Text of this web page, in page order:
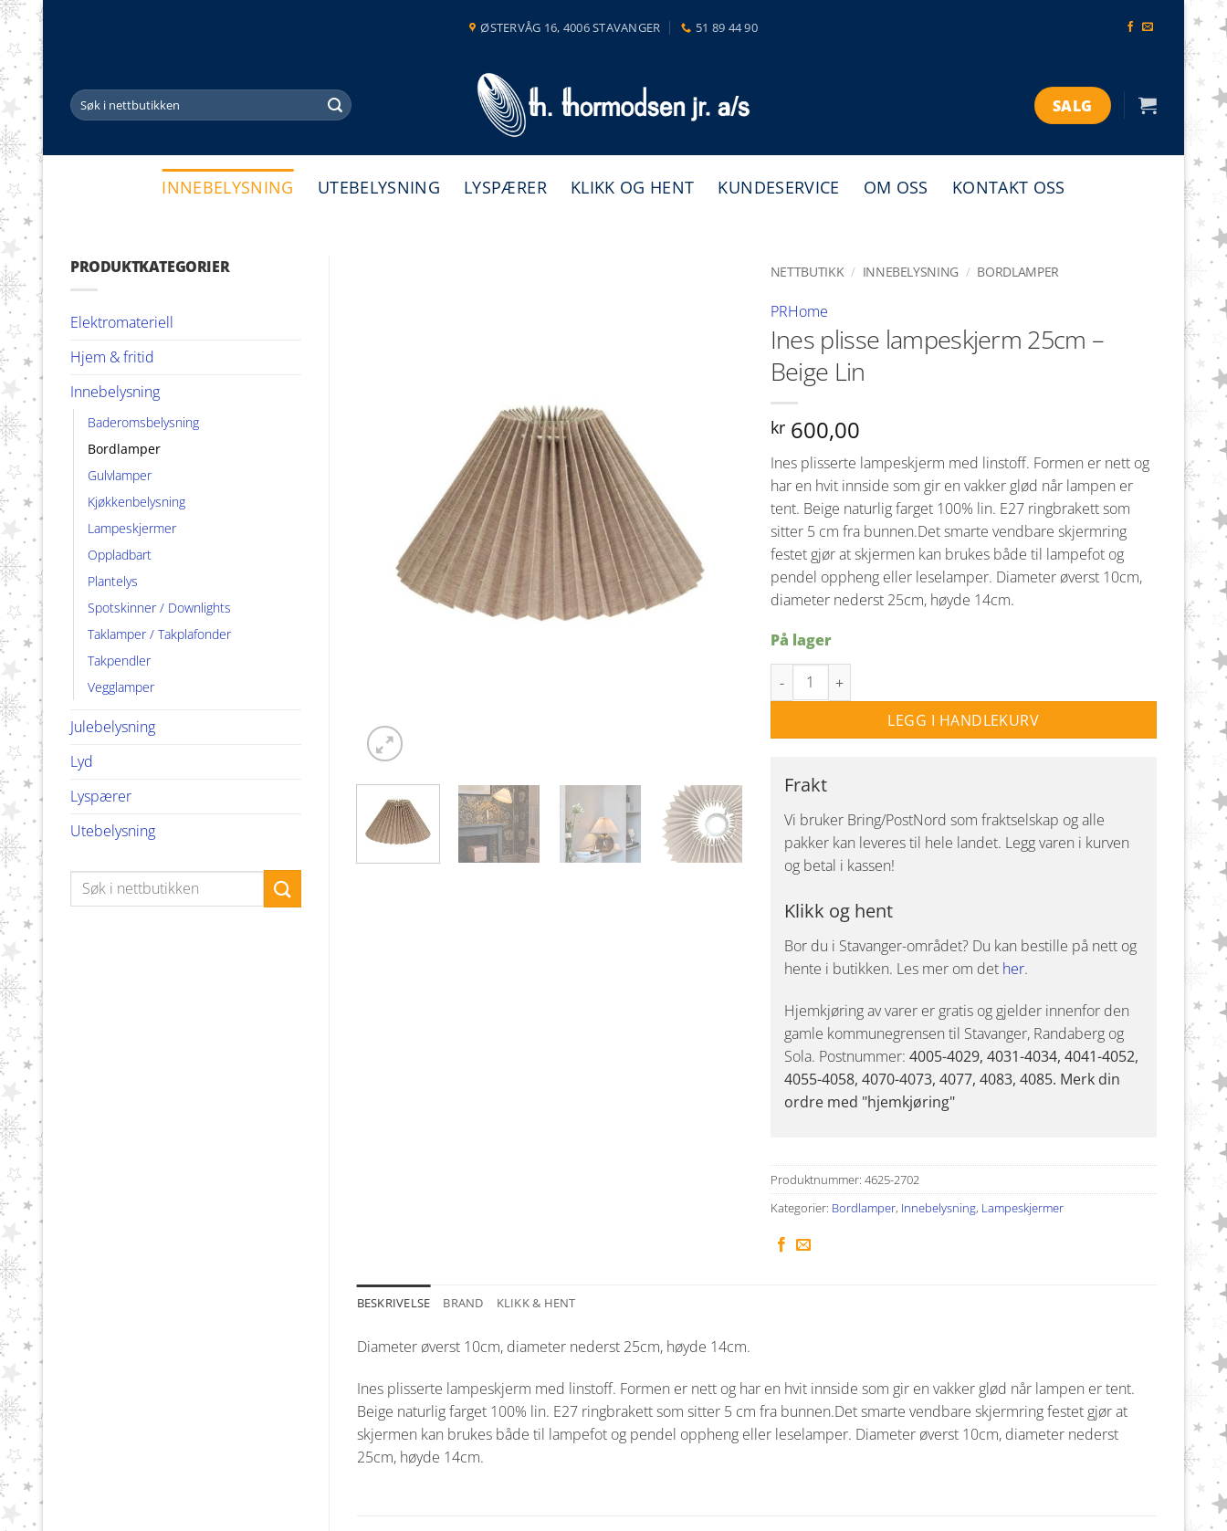
Skip
content
ØSTERVÅG 16, 4006 STAVANGER 51 89 44 90
Søk
etter:
SALG
INNEBELYSNING UTEBELYSNING LYSPÆRER KLIKK OG HENT KUNDESERVICE OM OSS KONTAKT OSS
PRODUKTKATEGORIER
Elektromateriell
Hjem & fritid
Innebelysning
Baderomsbelysning
Bordlamper
Gulvlamper
Kjøkkenbelysning
Lampeskjermer
Oppladbart
Plantelys
Spotskinner / Downlights
Taklamper / Takplafonder
Takpendler
Vegglamper
Julebelysning
Lyd
Lyspærer
Utebelysning
Søk
NETTBUTIKK / INNEBELYSNING / BORDLAMPER
PRHome
Ines plisse lampeskjerm 25cm –
Beige Lin
kr600,00
Ines plisserte lampeskjerm med linstoff. Formen er nett og
har en hvit innside som gir en vakker glød når lampen er
tent. Beige naturlig farget 100% lin. E27 ringbrakett som
sitter 5 cm fra bunnen.Det smarte vendbare skjermring
festet gjør at skjermen kan brukes både til lampefot og
pendel oppheng eller leselamper. Diameter øverst 10cm,
diameter nederst 25cm, høyde 14cm.
På lager
Ines plisse lampeskjerm 25cm - Beige Lin antall
LEGG I HANDLEKURV
Frakt
Vi bruker Bring/PostNord som fraktselskap og alle
pakker kan leveres til hele landet. Legg varen i kurven
og betal i kassen!
Klikk og hent
Bor du i Stavanger-området? Du kan bestille på nett og
hente i butikken. Les mer om det her.
Hjemkjøring av varer er gratis og gjelder innenfor den
gamle kommunegrensen til Stavanger, Randaberg og
Sola. Postnummer: 4005-4029, 4031-4034, 4041-4052,
4055-4058, 4070-4073, 4077, 4083, 4085. Merk din
ordre med "hjemkjøring"
Produktnummer: 4625-2702
Kategorier: Bordlamper, Innebelysning, Lampeskjermer
BESKRIVELSE BRAND KLIKK & HENT
Diameter øverst 10cm, diameter nederst 25cm, høyde 14cm.
Ines plisserte lampeskjerm med linstoff. Formen er nett og har en hvit innside som gir en vakker glød når lampen er tent.
Beige naturlig farget 100% lin. E27 ringbrakett som sitter 5 cm fra bunnen.Det smarte vendbare skjermring festet gjør at
skjermen kan brukes både til lampefot og pendel oppheng eller leselamper. Diameter øverst 10cm, diameter nederst
25cm, høyde 14cm.